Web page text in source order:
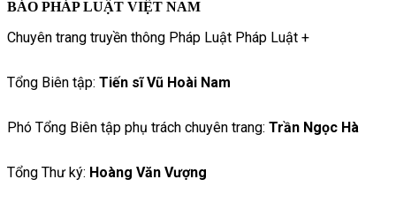
BÁO PHÁP LUẬT VIỆT NAM
Chuyên trang truyền thông Pháp Luật Pháp Luật +
Tổng Biên tập: Tiến sĩ Vũ Hoài Nam
Phó Tổng Biên tập phụ trách chuyên trang: Trần Ngọc Hà
Tổng Thư ký: Hoàng Văn Vượng